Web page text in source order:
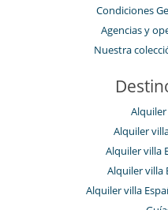
Condiciones
Agencias y
Nuestra
Alquiler
Alquiler
Alquiler villa
Alquiler villa
Alquiler villa